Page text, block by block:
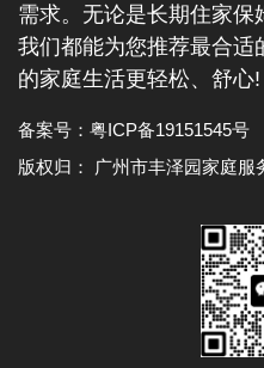
需求。无论是长期住家
我们都能为您推荐最合适
的家庭生活更轻松、舒心!
备案号： 粤ICP备19151545号
版权归： 广州市丰泽园家庭服